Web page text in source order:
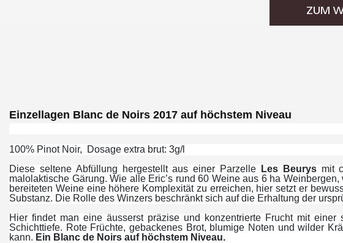
ZUM
Einzellagen Blanc de Noirs 2017 auf höchstem Niveau
100% Pinot Noir, Dosage extra brut: 3g/l
Diese seltene Abfüllung hergestellt aus einer Parzelle
Les Beurys mit
malolaktische Gärung. Wie alle Eric’s rund 60 Weine aus 6 ha
bereiteten Weine eine höhere Komplexität zu erreichen, hier setzt er
Substanz. Die Rolle des Winzers beschränkt sich auf die Erhaltung der
Hier findet man eine äusserst präzise und konzentrierte Frucht mit
Schichttiefe. Rote Früchte, gebackenes Brot, blumige Noten und wilder
kann. Ein Blanc de Noirs auf höchstem Niveau.